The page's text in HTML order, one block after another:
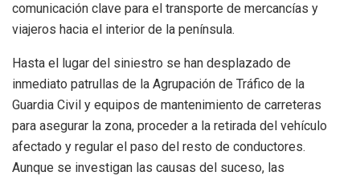
comunicación clave para el transporte de mercancías y
viajeros hacia el interior de la península.
Hasta el lugar del siniestro se han desplazado de
inmediato patrullas de la Agrupación de Tráfico de la
Guardia Civil y equipos de mantenimiento de carreteras
para asegurar la zona, proceder a la retirada del vehículo
afectado y regular el paso del resto de conductores.
Aunque se investigan las causas del suceso, las